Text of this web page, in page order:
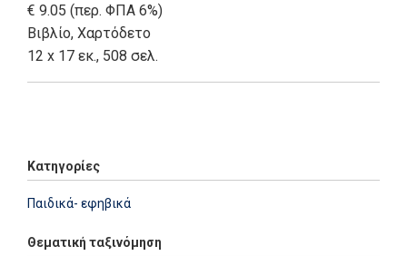
€ 9.05 (περ. ΦΠΑ 6%)
Βιβλίο, Χαρτόδετο
12 x 17 εκ., 508 σελ.
Κατηγορίες
Παιδικά- εφηβικά
Θεματική ταξινόμηση